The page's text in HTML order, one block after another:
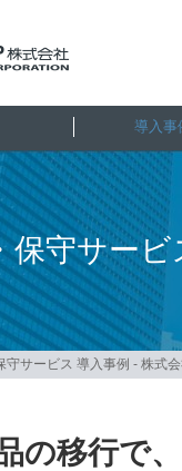
導入事
保守サー
守サービス 導入事例 - 株式
の移行で